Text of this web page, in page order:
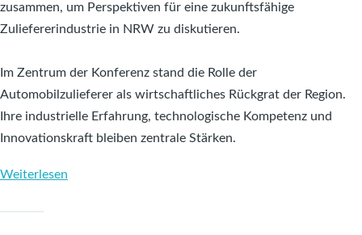
zusammen, um Perspektiven für eine zukunftsfähige
Zuliefererindustrie in NRW zu diskutieren.
Im Zentrum der Konferenz stand die Rolle der
Automobilzulieferer als wirtschaftliches Rückgrat der Region.
Ihre industrielle Erfahrung, technologische Kompetenz und
Innovationskraft bleiben zentrale Stärken.
Weiterlesen